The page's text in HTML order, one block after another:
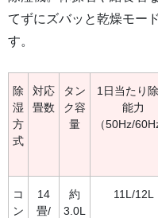
てずにズバッと乾燥モー
す。
除
湿
方
式
対応
畳数
タン
ク容
量
1日当たり
能力
（50Hz/
コ
ン
14
畳/
約
3.0L
11L/12L